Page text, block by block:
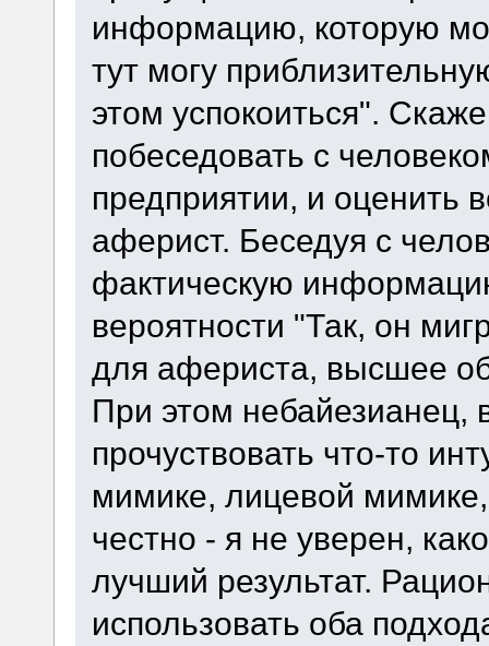
информацию, которую
тут могу
этом успокоиться".
побеседовать с
предприятии, и оценить
аферист. Беседуя с
фактическую
вероятности "Так, он
для афериста, высшее
При этом
прочуствовать что-то
мимике, лицевой
честно - я не уверен,
лучший результат.
использовать оба